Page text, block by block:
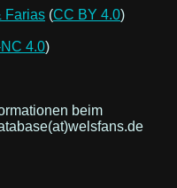
Farias (CC BY 4.0)
4.0)
beim